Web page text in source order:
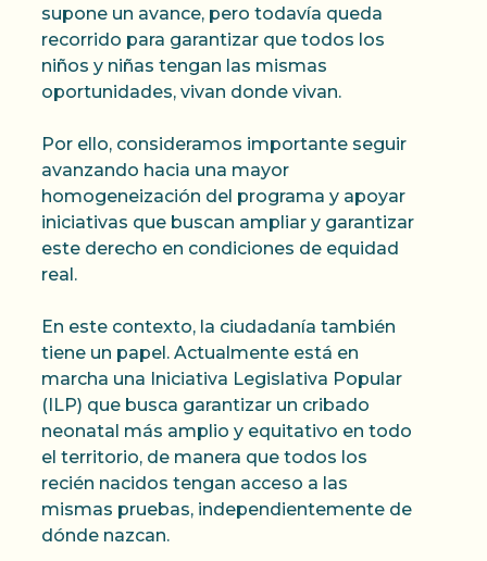
supone un avance, pero todavía queda
recorrido para garantizar que todos los
niños y niñas tengan las mismas
oportunidades, vivan donde vivan.
Por ello, consideramos importante seguir
avanzando hacia una mayor
homogeneización del programa y apoyar
iniciativas que buscan ampliar y garantizar
este derecho en condiciones de equidad
real.
En este contexto, la ciudadanía también
tiene un papel. Actualmente está en
marcha una Iniciativa Legislativa Popular
(ILP) que busca garantizar un cribado
neonatal más amplio y equitativo en todo
el territorio, de manera que todos los
recién nacidos tengan acceso a las
mismas pruebas, independientemente de
dónde nazcan.